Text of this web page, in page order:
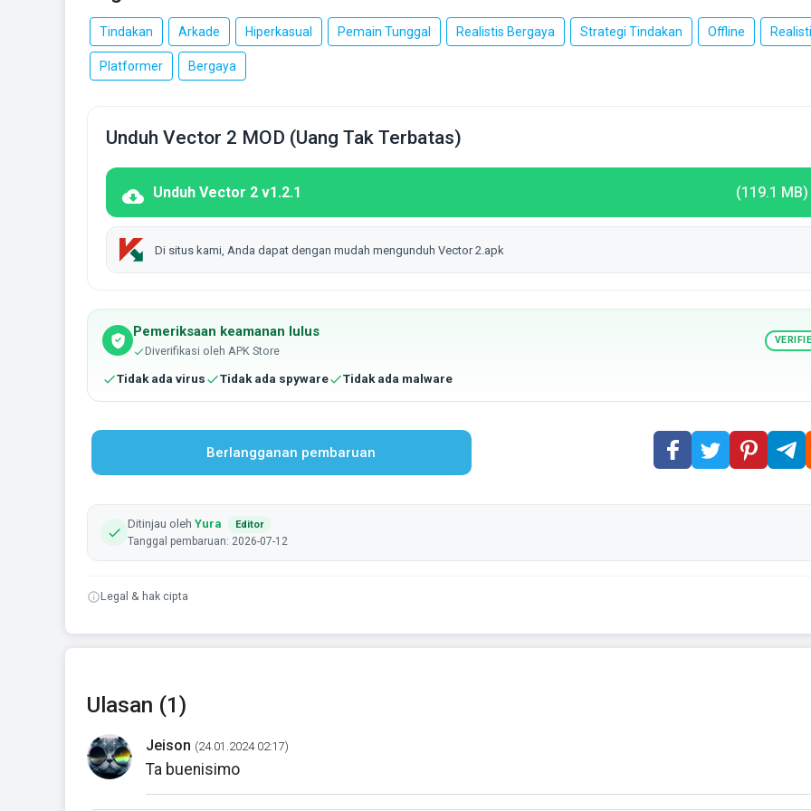
Tindakan Arkade Hiperkasual Pemain Tunggal Realistis Bergaya Strategi Tindakan Offline
Platformer Bergaya
Unduh Vector 2 MOD (Uang Tak Terbatas)
Unduh Vector 2 v1.2.1 (119.1 MB)
Di situs kami, Anda dapat dengan mudah mengunduh Vector 2.apk
Pemeriksaan keamanan lulus
Diverifikasi oleh APK Store
Tidak ada virus Tidak ada spyware Tidak ada malware
Berlangganan pembaruan
Ditinjau oleh Yura Editor
Tanggal pembaruan: 2026-07-12
Legal & hak cipta
Ulasan (1)
Jeison (24.01.2024 02:17)
Ta buenisimo